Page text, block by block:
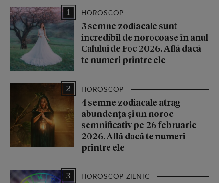
1 HOROSCOP
3 semne zodiacale sunt
incredibil de norocoase în anul
Calului de Foc 2026. Află dacă
te numeri printre ele
2 HOROSCOP
4 semne zodiacale atrag
abundența și un noroc
semnificativ pe 26 februarie
2026. Află dacă te numeri
printre ele
3 HOROSCOP ZILNIC